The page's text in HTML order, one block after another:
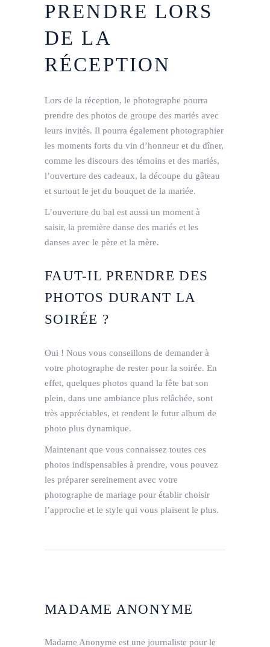
PRENDRE LORS
DE LA
RÉCEPTION
Lors de la réception, le photographe pourra
prendre des photos de groupe des mariés avec
leurs invités. Il pourra également photographier
les moments forts du vin d’honneur et du dîner,
comme les discours des témoins et des mariés,
l’ouverture des cadeaux, la découpe du gâteau
et surtout le jet du bouquet de la mariée.
L’ouverture du bal est aussi un moment à
saisir, la première danse des mariés et les
danses avec le père et la mère.
FAUT-IL PRENDRE DES
PHOTOS DURANT LA
SOIRÉE ?
Oui ! Nous vous conseillons de demander à
votre photographe de rester pour la soirée. En
effet, quelques photos quand la fête bat son
plein, dans une ambiance plus relâchée, sont
très appréciables, et rendent le futur album de
photo plus dynamique.
Maintenant que vous connaissez toutes ces
photos indispensables à prendre, vous pouvez
les préparer sereinement avec votre
photographe de mariage pour établir choisir
l’approche et le style qui vous plaisent le plus.
MADAME ANONYME
Madame Anonyme est une journaliste pour le